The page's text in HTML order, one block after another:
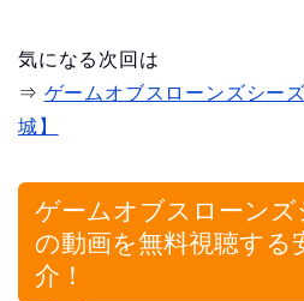
気になる次回は
⇒ ゲームオブスローンズシー
城】
ゲームオブスローン
の動画を無料視聴する
介！